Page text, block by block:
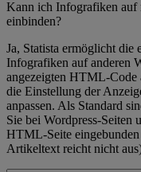
Kann ich Infografiken auf
einbinden?
Ja, Statista ermöglicht
Infografiken auf anderen
angezeigten HTML-Code
die Einstellung der
anpassen. Als Standard
Sie bei Wordpress-Seiten
HTML-Seite
Artikeltext reicht nicht